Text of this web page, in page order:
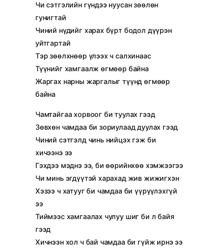
Чи сэтгэлийн гүндээ нуусан зөөлөн
гунигтай
Чиний нүдийг харах бүрт бодол дүүрэн
уйтгартай
Тэр зөөлхнөөр үлээх ч салхинаас
Түүнийг хамгаалж өгмөөр байна
Жаргах нарны жаргалыг түүнд өгмөөр
байна
Чамтайгаа хорвоог би туулах гээд
Зөвхөн чамдаа би зориулаад дуулах гээд
Чиний сэтгэлд чинь нийцэх гэж би
хичээнэ ээ
Гэхдээ мэднэ ээ, би өөрийнхөө хэмжээгээ
Чи минь эгдүүтэй харахад жив жижигхэн
Хэзээ ч хатууг би чамдаа би үүрүүлэхгүй
ээ
Тиймээс хамгаалах чулуу шиг би л байя
гээд
Хичнээн хол ч бай чамдаа би гүйж ирнэ ээ